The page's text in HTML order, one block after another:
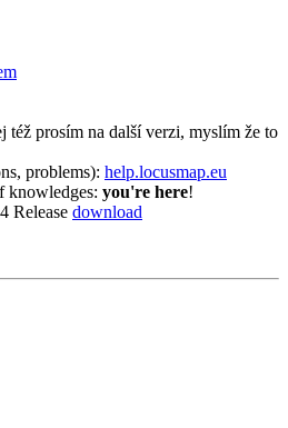
též prosím na další verzi, myslím že to
problems): help.locusmap.eu
knowledges: you're here!
Release download